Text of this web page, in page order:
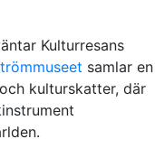
Kulturresans
samlar en
kulturskatter, där